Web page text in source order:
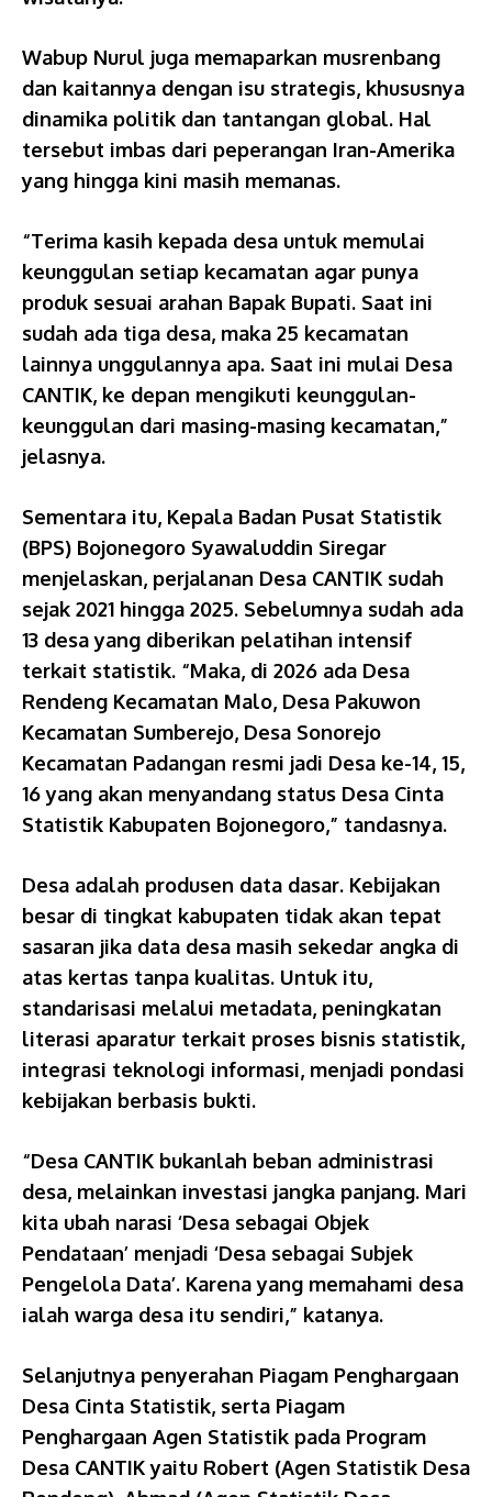
Wabup Nurul juga memaparkan musrenbang
dan kaitannya dengan isu strategis, khususnya
dinamika politik dan tantangan global. Hal
tersebut imbas dari peperangan Iran-Amerika
yang hingga kini masih memanas.
“Terima kasih kepada desa untuk memulai
keunggulan setiap kecamatan agar punya
produk sesuai arahan Bapak Bupati. Saat ini
sudah ada tiga desa, maka 25 kecamatan
lainnya unggulannya apa. Saat ini mulai Desa
CANTIK, ke depan mengikuti keunggulan-
keunggulan dari masing-masing kecamatan,”
jelasnya.
Sementara itu, Kepala Badan Pusat Statistik
(BPS) Bojonegoro Syawaluddin Siregar
menjelaskan, perjalanan Desa CANTIK sudah
sejak 2021 hingga 2025. Sebelumnya sudah ada
13 desa yang diberikan pelatihan intensif
terkait statistik. “Maka, di 2026 ada Desa
Rendeng Kecamatan Malo, Desa Pakuwon
Kecamatan Sumberejo, Desa Sonorejo
Kecamatan Padangan resmi jadi Desa ke-14, 15,
16 yang akan menyandang status Desa Cinta
Statistik Kabupaten Bojonegoro,” tandasnya.
Desa adalah produsen data dasar. Kebijakan
besar di tingkat kabupaten tidak akan tepat
sasaran jika data desa masih sekedar angka di
atas kertas tanpa kualitas. Untuk itu,
standarisasi melalui metadata, peningkatan
literasi aparatur terkait proses bisnis statistik,
integrasi teknologi informasi, menjadi pondasi
kebijakan berbasis bukti.
“Desa CANTIK bukanlah beban administrasi
desa, melainkan investasi jangka panjang. Mari
kita ubah narasi ‘Desa sebagai Objek
Pendataan’ menjadi ‘Desa sebagai Subjek
Pengelola Data’. Karena yang memahami desa
ialah warga desa itu sendiri,” katanya.
Selanjutnya penyerahan Piagam Penghargaan
Desa Cinta Statistik, serta Piagam
Penghargaan Agen Statistik pada Program
Desa CANTIK yaitu Robert (Agen Statistik Desa